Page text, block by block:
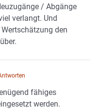
/ Abgänge
verlangt. Und
den
fähiges
werden.